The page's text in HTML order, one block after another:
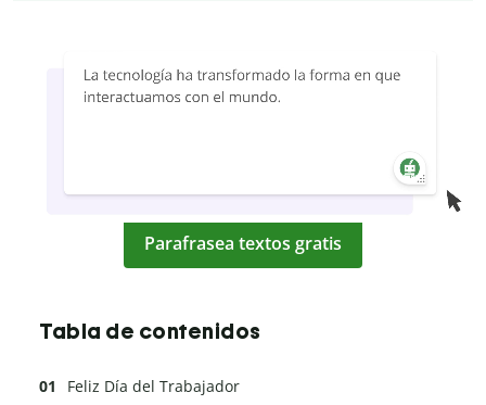
Parafrasea textos gratis
Tabla de contenidos
Feliz Día del Trabajador